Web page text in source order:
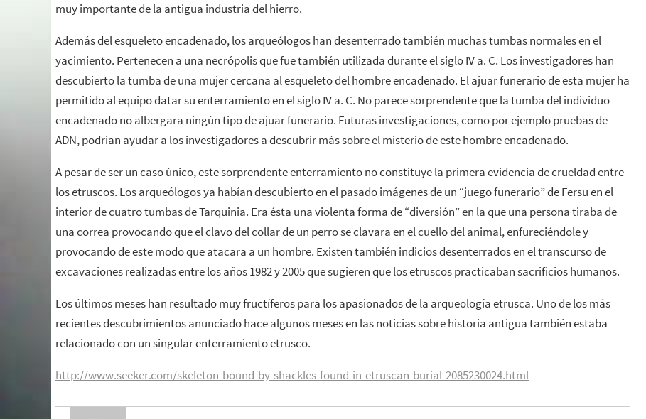
muy importante de la antigua industria del hierro.
Además del esqueleto encadenado, los arqueólogos han desenterrado también muchas tumbas normales en el
yacimiento. Pertenecen a una necrópolis que fue también utilizada durante el siglo IV a. C. Los investigadores han
descubierto la tumba de una mujer cercana al esqueleto del hombre encadenado. El ajuar funerario de esta mujer ha
permitido al equipo datar su enterramiento en el siglo IV a. C. No parece sorprendente que la tumba del individuo
encadenado no albergara ningún tipo de ajuar funerario. Futuras investigaciones, como por ejemplo pruebas de
ADN, podrían ayudar a los investigadores a descubrir más sobre el misterio de este hombre encadenado.
A pesar de ser un caso único, este sorprendente enterramiento no constituye la primera evidencia de crueldad entre
los etruscos. Los arqueólogos ya habían descubierto en el pasado imágenes de un “juego funerario” de Fersu en el
interior de cuatro tumbas de Tarquinia. Era ésta una violenta forma de “diversión” en la que una persona tiraba de
una correa provocando que el clavo del collar de un perro se clavara en el cuello del animal, enfureciéndole y
provocando de este modo que atacara a un hombre. Existen también indicios desenterrados en el transcurso de
excavaciones realizadas entre los años 1982 y 2005 que sugieren que los etruscos practicaban sacrificios humanos.
Los últimos meses han resultado muy fructíferos para los apasionados de la arqueología etrusca. Uno de los más
recientes descubrimientos anunciado hace algunos meses en las noticias sobre historia antigua también estaba
relacionado con un singular enterramiento etrusco.
http://www.seeker.com/skeleton-bound-by-shackles-found-in-etruscan-burial-2085230024.html